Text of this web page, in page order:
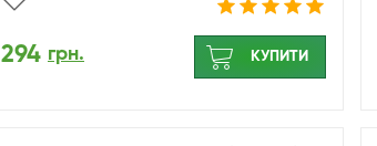
294 грн. КУПИТИ